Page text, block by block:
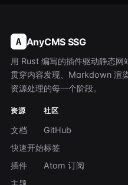
A AnyCMS SSG
用 Rust 编写的插件驱动静态网
贯穿内容发现、Markdown 渲
资源处理的每一个阶段。
资源
文档
快速开始
插件
社区
GitHub
标签
Atom 订阅